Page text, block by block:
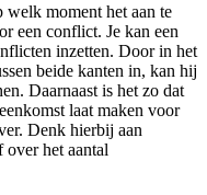
moment het aan te
een conflict. Je kan een
inzetten. Door in het
beide kanten in, kan hij
Daarnaast is het zo dat
laat maken voor
Denk hierbij aan
over het aantal